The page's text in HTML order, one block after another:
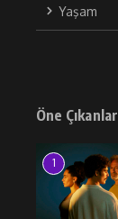
Yaşam
Öne Çıkanlar
1